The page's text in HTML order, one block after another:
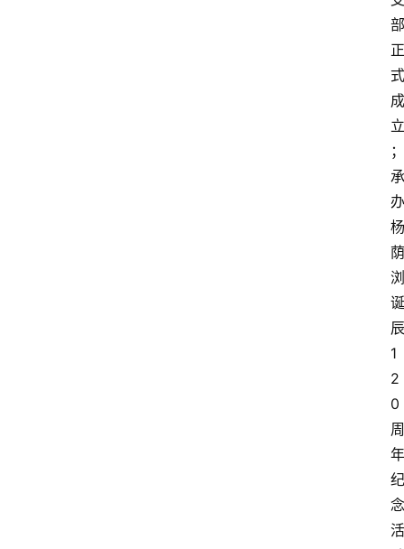
部
正
式
成
立
；
承
办
杨
荫
浏
诞
辰
1
2
0
周
年
纪
念
活